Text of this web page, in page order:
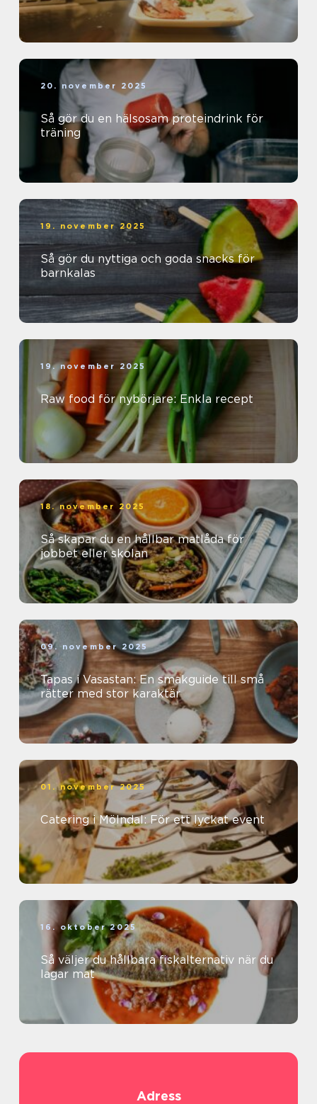
20. november 2025
Så gör du en hälsosam proteindrink för
träning
19. november 2025
Så gör du nyttiga och goda snacks för
barnkalas
19. november 2025
Raw food för nybörjare: Enkla recept
18. november 2025
Så skapar du en hållbar matlåda för
jobbet eller skolan
09. november 2025
Tapas i Vasastan: En smakguide till små
rätter med stor karaktär
01. november 2025
Catering i Mölndal: För ett lyckat event
16. oktober 2025
Så väljer du hållbara fiskalternativ när du
lagar mat
Adress